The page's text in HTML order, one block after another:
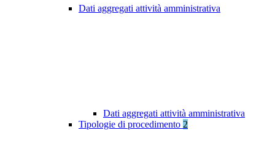
Dati aggregati attività amministrativa
Dati aggregati attività amministrativa
Tipologie di procedimento 2